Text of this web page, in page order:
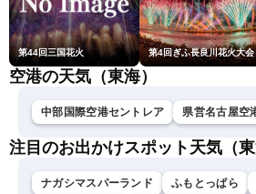
第44回三国花火 第4回ぎふ長良川花火大会
空港の天気（東海）
中部国際空港セントレア 県営名古屋空
注目のお出かけスポット天気（東
ナガシマスパーランド ふもとっぱら